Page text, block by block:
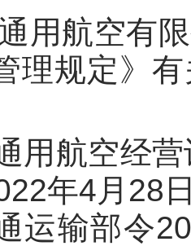
航空有限
理规定》
航空经营
年4月28
运输部令